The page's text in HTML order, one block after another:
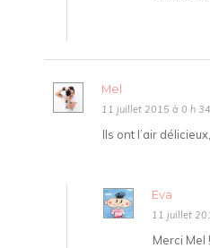
Mel
11 juillet 2015 à 0 h
Ils ont l’air
Eva
11 juillet
Merci Mel